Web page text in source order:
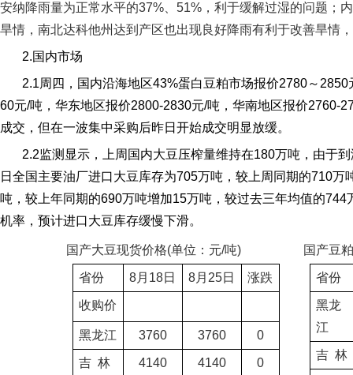
安纳降雨量为正常水平的37% 51% ，利于缓解过湿的问题；
旱情，南北达科他州达到产区也出现良好降雨有利于改善旱情
2.国内市场
2.1周四，国内沿海地区43%蛋白豆粕市场报价2780～ 2850
60元/吨，华东地区报价2800-2830元/吨，华南地区报价2760-
成交，但在一波集中采购后昨日开始成交明显放缓。
2.2监测显示，上周国内大豆压榨量维持在180万吨，由于
日全国主要油厂进口大豆库存为705万吨，较上周同期的710万
吨，较上年同期的690万吨增加15万吨，较过去三年均值的744
机率，预计进口大豆库存缓慢下滑。
国产大豆现货价格(单位：元/吨)
省份 8月 18日 8月 25日 涨跌
收购价
黑龙江 3760 3760 0
吉 林 4140 4140 0
国产豆
省份
黑龙
江
吉 林